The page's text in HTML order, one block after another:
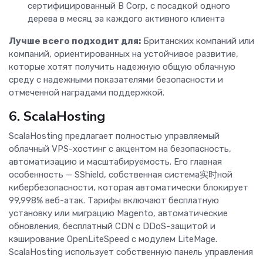
сертифицированный B Corp, с посадкой одного
дерева в месяц за каждого активного клиента
Лучше всего подходит для: Британских компаний или
компаний, ориентированных на устойчивое развитие,
которые хотят получить надежную общую облачную
среду с надежными показателями безопасности и
отмеченной наградами поддержкой.
6. ScalaHosting
ScalaHosting предлагает полностью управляемый
облачный VPS-хостинг с акцентом на безопасность,
автоматизацию и масштабируемость. Его главная
особенность — SShield, собственная система实时ной
кибербезопасности, которая автоматически блокирует
99,998% веб-атак. Тарифы включают бесплатную
установку или миграцию Magento, автоматические
обновления, бесплатный CDN с DDoS-защитой и
кэширование OpenLiteSpeed с модулем LiteMage.
ScalaHosting использует собственную панель управления